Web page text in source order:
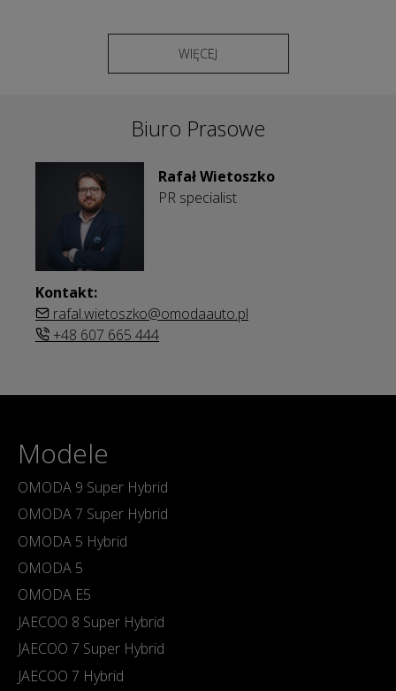
WIĘCEJ
Biuro Prasowe
Rafał Wietoszko
PR specialist
Kontakt:
rafal.wietoszko@omodaauto.pl
+48 607 665 444
Modele
OMODA 9 Super Hybrid
OMODA 7 Super Hybrid
OMODA 5 Hybrid
OMODA 5
OMODA E5
JAECOO 8 Super Hybrid
JAECOO 7 Super Hybrid
JAECOO 7 Hybrid